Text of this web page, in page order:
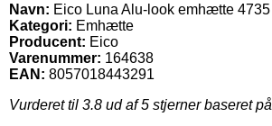
Navn: Eico Luna Alu-look emhætte 4735
Kategori: Emhætte
Producent: Eico
Varenummer: 164638
EAN: 8057018443291
Vurderet til 3.8 ud af 5 stjerner baseret på